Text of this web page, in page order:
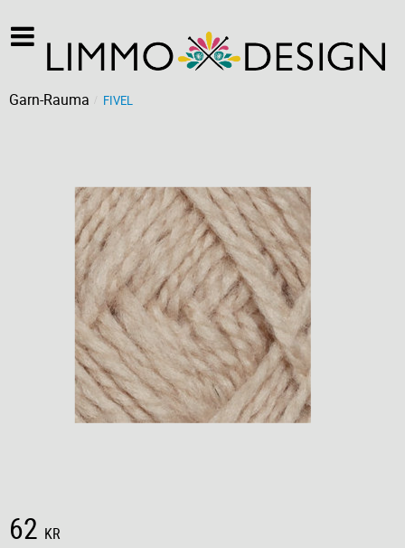
Garn-Rauma FIVEL
62 KR